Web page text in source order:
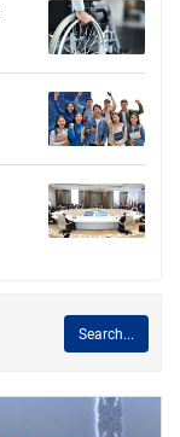
Search...